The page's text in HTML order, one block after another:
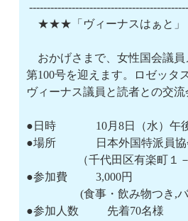
★★★「ヴィーナスはぁと」
おかげさまで、女性国会議員
第100号を迎えます。ロゼッタ
ヴィーナス議員と読者との交
●日時　　      10月8日（水）
●場所　　      日本外国特派員
　   （千代田区有楽
●参加費　      3,000円
(食事・飲み物つき,バイ
●参加人数　  　先着70名様